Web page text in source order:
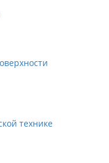
технике